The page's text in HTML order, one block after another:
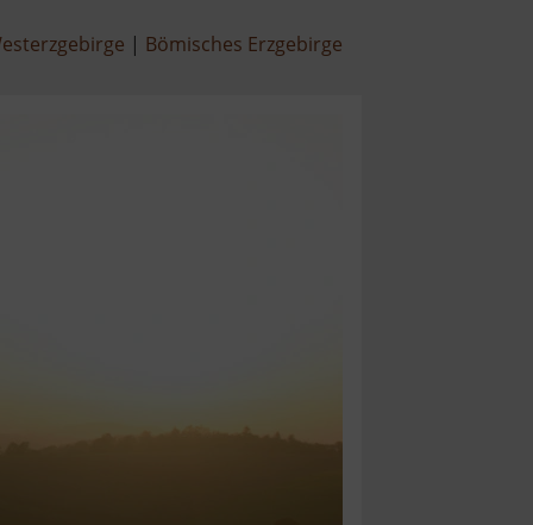
Bömisches Erzgebirge